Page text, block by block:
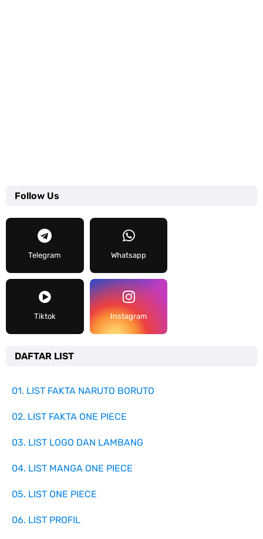
Follow Us
Telegram Whatsapp
Tiktok Instagram
DAFTAR LIST
01. LIST FAKTA NARUTO BORUTO
02. LIST FAKTA ONE PIECE
03. LIST LOGO DAN LAMBANG
04. LIST MANGA ONE PIECE
05. LIST ONE PIECE
06. LIST PROFIL